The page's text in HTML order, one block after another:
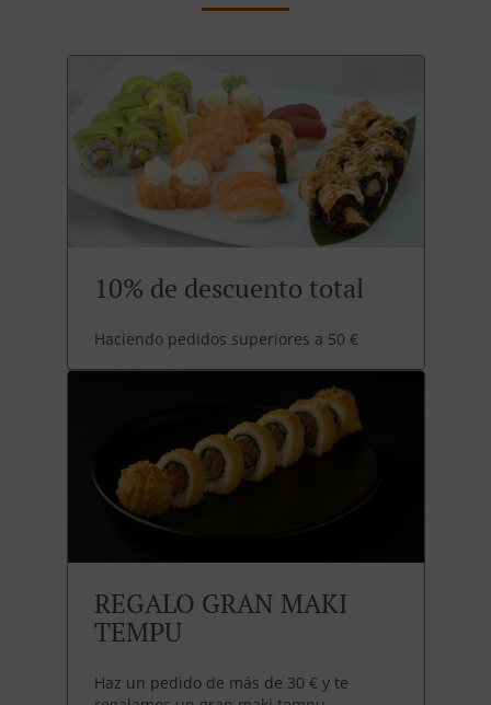
10% de descuento total
Haciendo pedidos superiores a 50 €
REGALO GRAN MAKI
TEMPU
Haz un pedido de más de 30 € y te